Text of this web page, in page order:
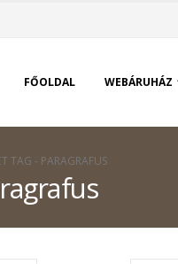
FŐOLDAL WEBÁRUHÁZ
TAG - PARAGRAFUS